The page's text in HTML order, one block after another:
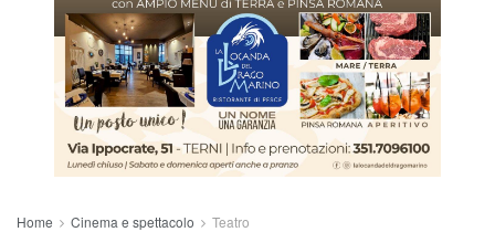
Home Cinema e spettacolo Teatro